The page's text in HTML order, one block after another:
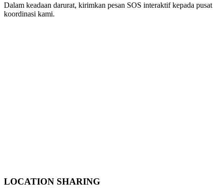
Dalam keadaan darurat, kirimkan pesan SOS interaktif kepada pusat
koordinasi kami.
LOCATION SHARING